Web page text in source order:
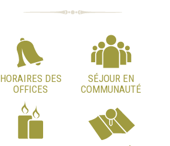
HORAIRES DES
OFFICES
SÉJOUR EN
COMMUNAUTÉ